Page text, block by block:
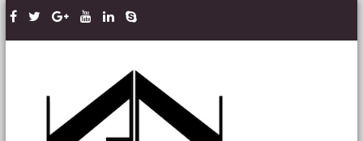
Skip to content